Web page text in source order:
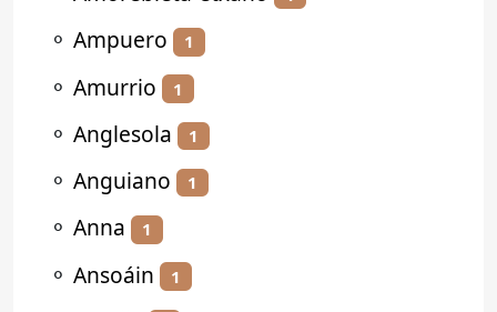
⚬ Ampuero 1
⚬ Amurrio 1
⚬ Anglesola 1
⚬ Anguiano 1
⚬ Anna 1
⚬ Ansoáin 1